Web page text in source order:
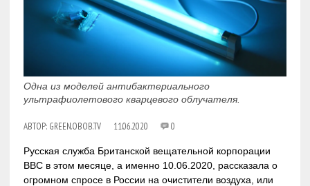
Одна из моделей антибактериального
ультрафиолетового кварцевого облучателя.
АВТОР: GREEN.OBOB.TV 11.06.2020 0
Русская служба Британской вещательной корпорации
BBC в этом месяце, а именно 10.06.2020, рассказала о
огромном спросе в России на очистители воздуха, или